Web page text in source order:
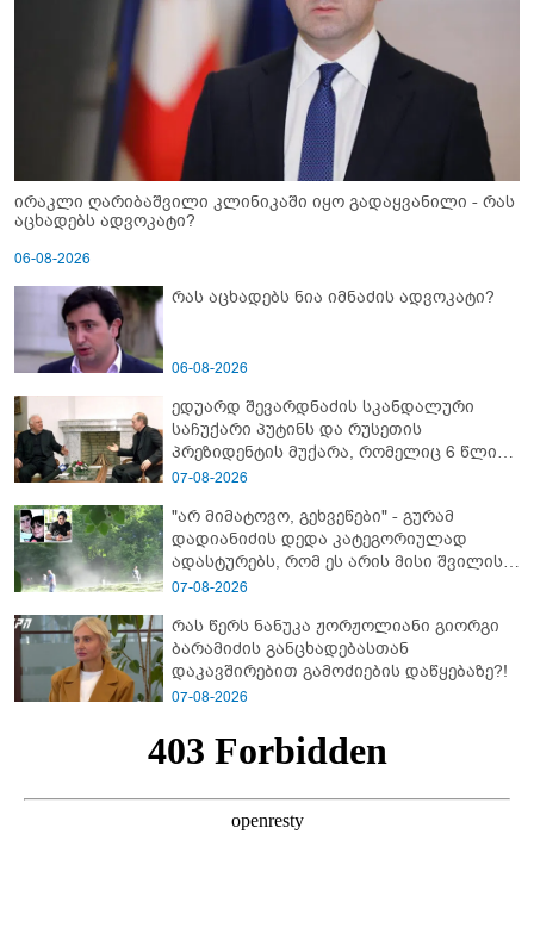
ირაკლი ღარიბაშვილი კლინიკაში იყო გადაყვანილი - რას
აცხადებს ადვოკატი?
06-08-2026
რას აცხადებს ნია იმნაძის ადვოკატი?
06-08-2026
ედუარდ შევარდნაძის სკანდალური
საჩუქარი პუტინს და რუსეთის
პრეზიდენტის მუქარა, რომელიც 6 წლის
შემდეგ აასრულა
07-08-2026
"არ მიმატოვო, გეხვეწები" - გუ­რა­მ
დადიანიძის დედა კა­ტე­გო­რი­უ­ლად
ადას­ტუ­რებს, რომ ეს არის მისი შვი­ლის
ხმა
07-08-2026
რას წერს ნანუკა ჟორჟოლიანი გიორგი
ბარამიძის განცხადებასთან
დაკავშირებით გამოძიების დაწყებაზე?!
07-08-2026